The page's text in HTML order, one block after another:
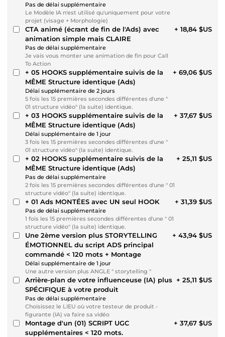
Pas de délai supplémentaire
Le Modèle IA n'est utilisé qu'uniquement pour votre
projet (visage + Morphologie)
CTA animé (écrant de fin de l'Ads) avec
animation simple mais CLAIRE
Pas de délai supplémentaire
Je vais vous monter une animation de fin pour Call
To Action
+ 18,84 $US
+ 05 HOOKS supplémentaire suivis de la
MÊME Structure identique (Ads)
Délai supplémentaire de 2 jours
5 fois les 15 premières secondes différentes d'une "
01 structure vidéo" (la suite) identique.
+ 69,06 $US
+ 03 HOOKS supplémentaire suivis de la
MÊME Structure identique (Ads)
Délai supplémentaire de 1 jour
3 fois les 15 premières secondes différentes d'une "
01 structure vidéo" (la suite) identique.
+ 37,67 $US
+ 02 HOOKS supplémentaire suivis de la
MÊME Structure identique (Ads)
Pas de délai supplémentaire
2 fois les 15 premières secondes différentes d'une " 01
structure vidéo" (la suite) identique.
+ 25,11 $US
+ 01 Ads MONTÉES avec UN seul HOOK
Pas de délai supplémentaire
1 fois les 15 premières secondes différentes d'une " 01
structure vidéo" (la suite) identique.
+ 31,39 $US
Une 2ème version plus STORYTELLING
ÉMOTIONNEL du script ADS principal
commandé < 120 mots + Montage
Délai supplémentaire de 1 jour
Une autre version plus ANGLE " storytelling "
+ 43,94 $US
Arrière-plan de votre influenceuse (IA) plus
SPÉCIFIQUE à votre produit
Pas de délai supplémentaire
Choisissez le LIEU où votre testeur de produit -
figurante (IA) va faire sa vidéo
+ 25,11 $US
Montage d'un (01) SCRIPT UGC
supplémentaires < 120 mots.
+ 37,67 $US